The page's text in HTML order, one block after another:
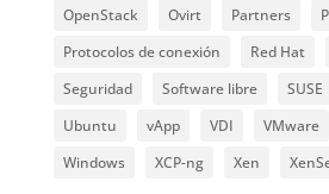
OpenStack
Ovirt Partners
Protocolos de conexión
Red Hat
Seguridad
Software libre SUSE
Ubuntu
vApp VDI VMware
Windows
XCP-ng Xen